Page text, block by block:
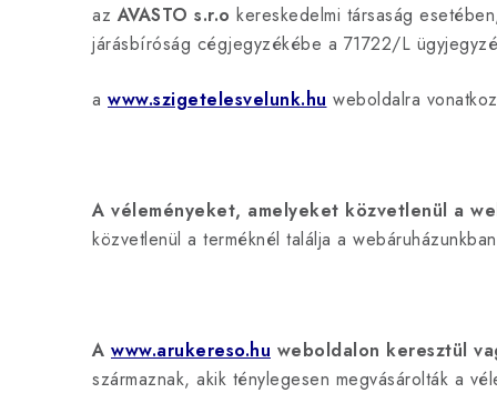
az AVASTO s.r.o kereskedelmi társaság
járásbíróság cégjegyzékébe a 71722/L
a www.szigetelesvelunk.hu weboldalra
A véleményeket, amelyeket közvetlenül a
közvetlenül a terméknél találja a
A www.arukereso.hu weboldalon keresztül
származnak, akik ténylegesen megvásárolták a